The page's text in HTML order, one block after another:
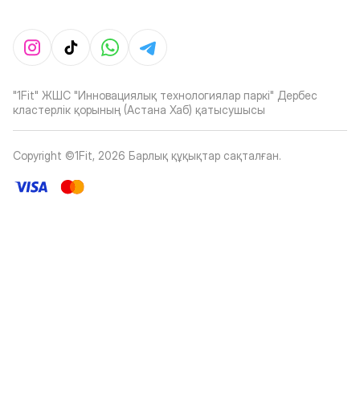
"1Fit" ЖШС "Инновациялық технологиялар паркі" Дербес
кластерлік қорының (Астана Хаб) қатысушысы
Copyright ©1Fit, 2026 Барлық құқықтар сақталған.